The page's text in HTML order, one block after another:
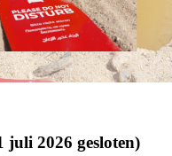
2026 gesloten)